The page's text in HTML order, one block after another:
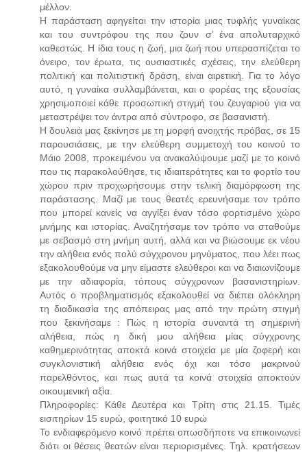
μέλλον.
Η παράσταση αφηγείται την ιστορία μιας τυφλής γυναίκας
και του συντρόφου της που ζουν σ’ ένα απολυταρχικό
καθεστώς. Η ίδια τους η ζωή, μια ζωή που υπερασπίζεται το
όνειρο, τον έρωτα, τις ουσιαστικές σχέσεις, την ελεύθερη
πολιτική και πολιτιστική δράση, είναι αιρετική. Για το λόγο
αυτό, η γυναίκα συλλαμβάνεται, και ο φορέας της εξουσίας
χρησιμοποιεί κάθε προσωπική στιγμή του ζευγαριού για να
μεταστρέψει τον άντρα από σύντροφο, σε βασανιστή.
Η δουλειά μας ξεκίνησε με τη μορφή ανοιχτής πρόβας, σε 15
παρουσιάσεις, με την ελεύθερη συμμετοχή του κοινού το
Μάιο 2008, προκειμένου να ανακαλύψουμε μαζί με το κοινό
που τις παρακολούθησε, τις ιδιαιτερότητες και το φορτίο του
χώρου πριν προχωρήσουμε στην τελική διαμόρφωση της
παράστασης. Μαζί με τους θεατές ερευνήσαμε τον τρόπο
που μπορεί κανείς να αγγίξει έναν τόσο φορτισμένο χώρο
μνήμης και ιστορίας. Αναζητήσαμε τον τρόπο να σταθούμε
με σεβασμό στη μνήμη αυτή, αλλά και να βιώσουμε εκ νέου
την αλήθεια ενός πολύ σύγχρονου μηνύματος, που λέει πως
εξακολουθούμε να μην είμαστε ελεύθεροι και να διαιωνίζουμε
με την αδιαφορία, τόπους σύγχρονων βασανιστηρίων.
Αυτός ο προβληματισμός εξακολουθεί να διέπει ολόκληρη
τη διαδικασία της απόπειρας μας από την πρώτη στιγμή
που ξεκινήσαμε : Πώς η ιστορία συναντά τη σημερινή
αλήθεια, πώς η δική μου αλήθεια μίας σύγχρονης
καθημερινότητας αποκτά κοινά στοιχεία με μία ζοφερή και
συγκλονιστική αλήθεια ενός όχι και τόσο μακρινού
παρελθόντος, και πως αυτά τα κοινά στοιχεία αποκτούν
οικουμενική αξία.
Πληροφορίες: Κάθε Δευτέρα και Τρίτη στις 21.15. Τιμές
εισιτηρίων 15 ευρώ, φοιτητικό 10 ευρώ
Το ενδιαφερόμενο κοινό πρέπει οπωσδήποτε να επικοινωνεί
διότι οι θέσεις θεατών είναι περιορισμένες. Τηλ. κρατήσεων